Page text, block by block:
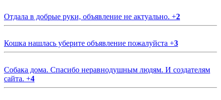
Отдала в добрые руки, объявление не актуально. +2
Кошка нашлась уберите объявление пожалуйста +3
Собака дома. Спасибо неравнодушным людям. И создателям
сайта. +4